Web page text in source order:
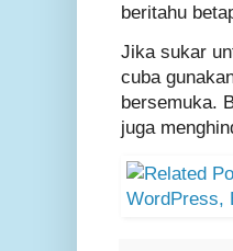
beritahu
Jika sukar
cuba
bersemuka.
juga